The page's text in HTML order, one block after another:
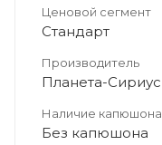
Ценовой сегмент
Стандарт
Производитель
Планета-Сириус
Наличие капюшона
Без капюшона